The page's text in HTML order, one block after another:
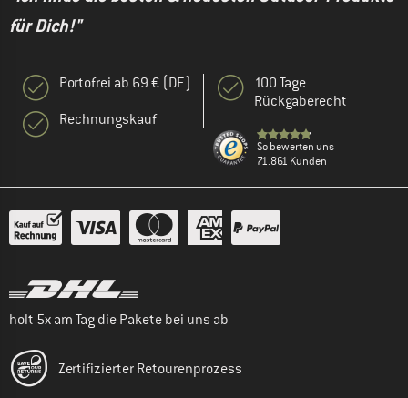
für Dich!"
Portofrei ab 69 € (DE)
Rechnungskauf
100 Tage
Rückgaberecht
So bewerten uns
71.861 Kunden
holt 5x am Tag die Pakete bei uns ab
Zertifizierter Retourenprozess